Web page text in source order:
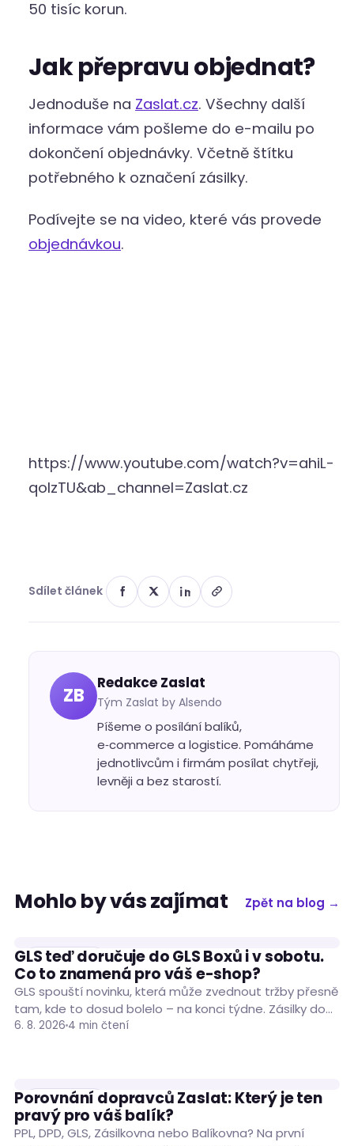
50 tisíc korun.
Jak přepravu objednat?
Jednoduše na Zaslat.cz. Všechny další
informace vám pošleme do e-mailu po
dokončení objednávky. Včetně štítku
potřebného k označení zásilky.
Podívejte se na video, které vás provede
objednávkou.
https://www.youtube.com/watch?v=ahiL-
qoIzTU&ab_channel=Zaslat.cz
Sdílet článek
ZB
Redakce Zaslat
Tým Zaslat by Alsendo
Píšeme o posílání balíků,
e‑commerce a logistice. Pomáháme
jednotlivcům i firmám posílat chytřeji,
levněji a bez starostí.
Mohlo by vás zajímat Zpět na blog →
DOPRAVCI
GLS teď doručuje do GLS Boxů i v sobotu.
Co to znamená pro váš e-shop?
GLS spouští novinku, která může zvednout tržby přesně
tam, kde to dosud bolelo – na konci týdne. Zásilky do
GLS Boxů po…
6. 8. 2026 4 min čtení
DOPRAVCI
Porovnání dopravců Zaslat: Který je ten
pravý pro váš balík?
PPL, DPD, GLS, Zásilkovna nebo Balíkovna? Na první